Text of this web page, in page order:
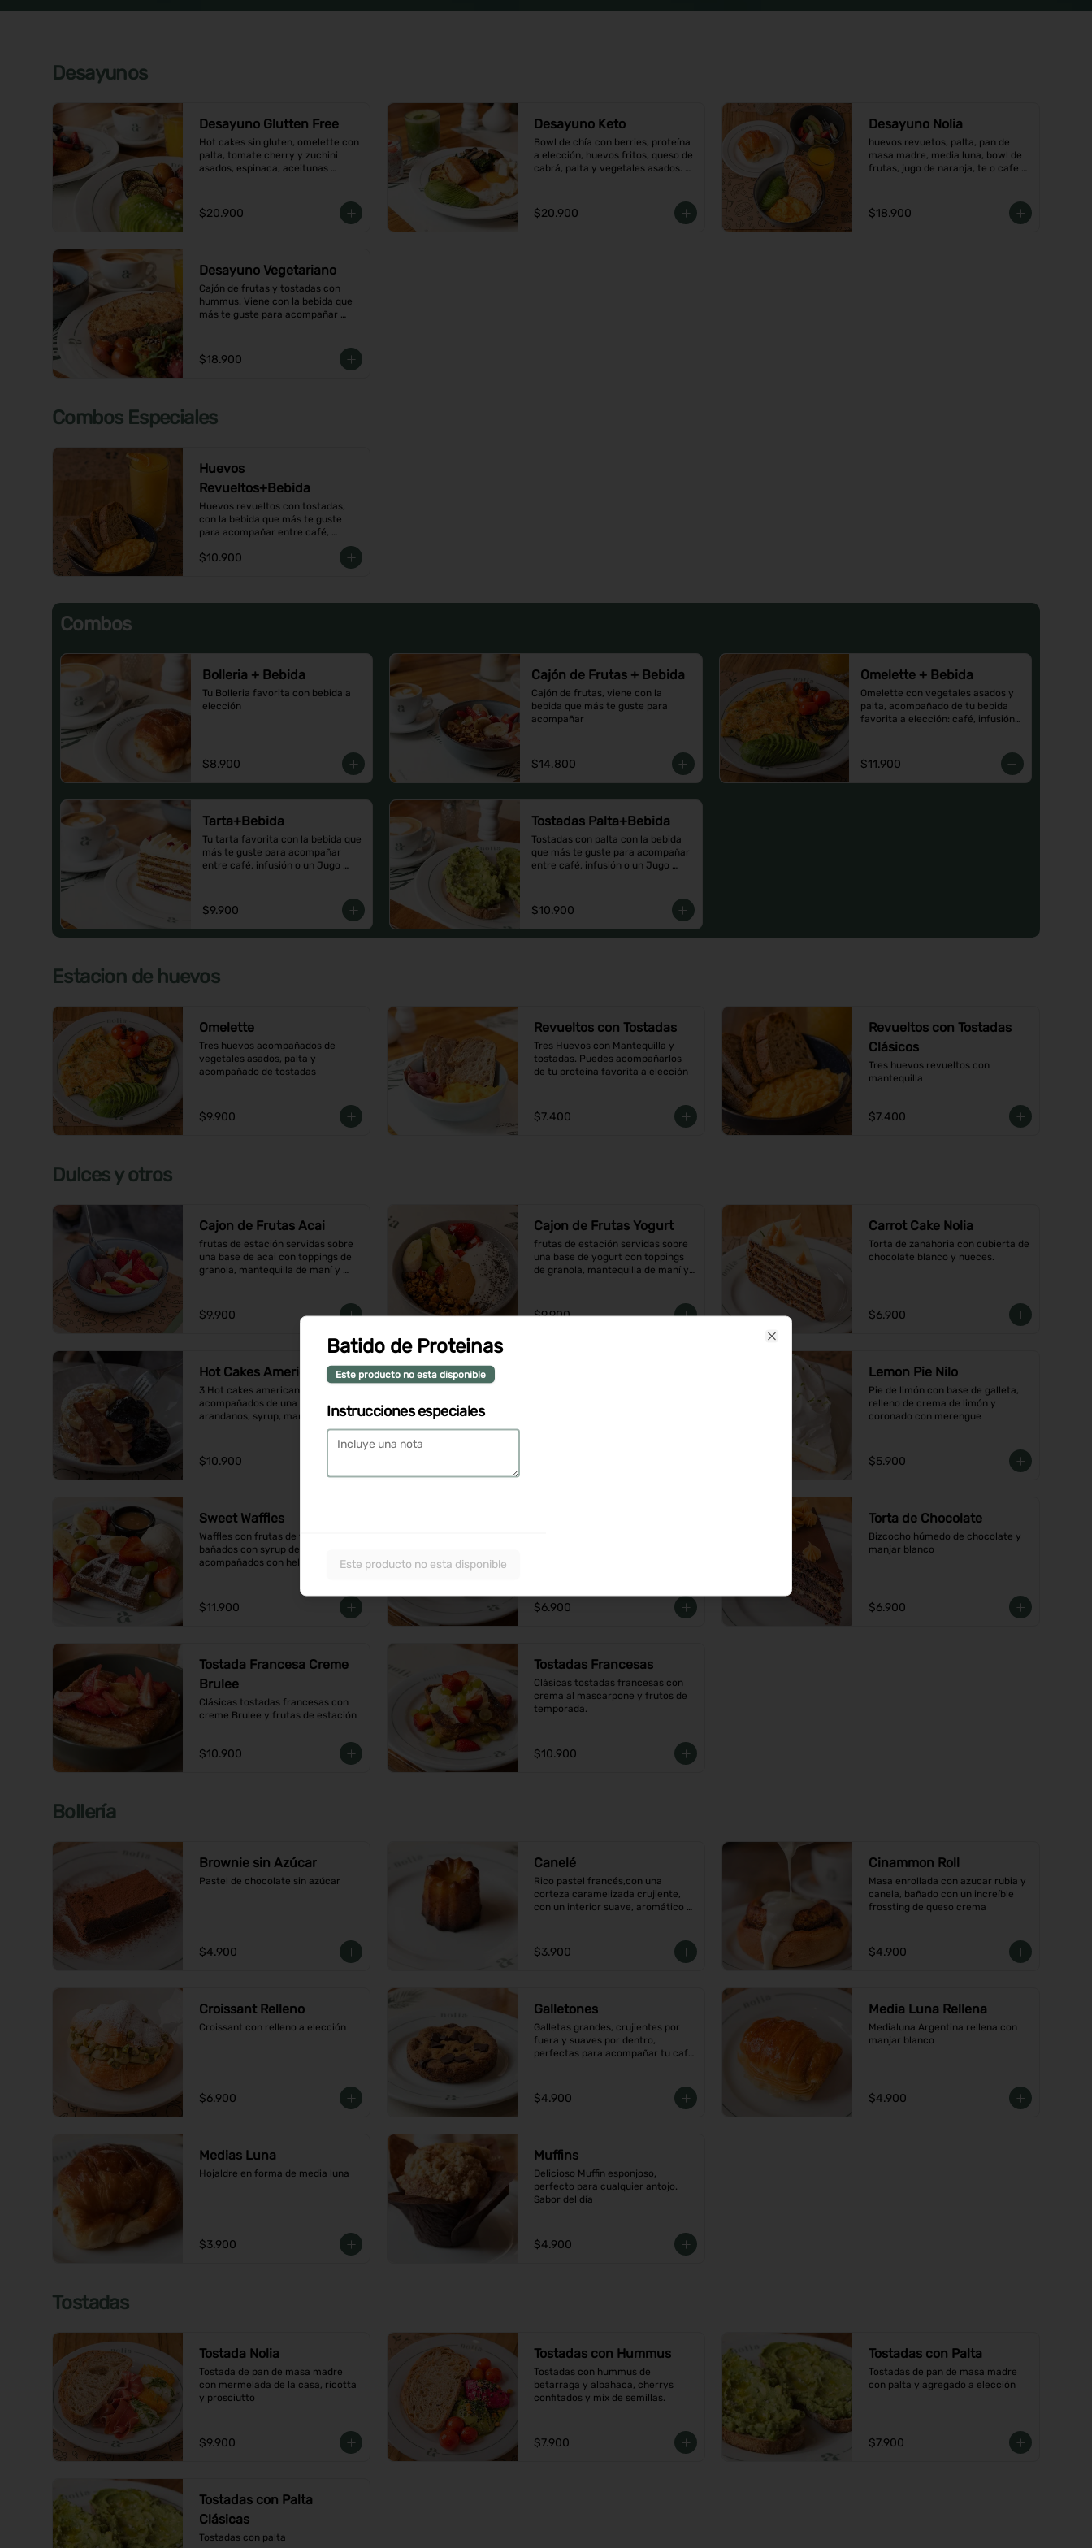
Desayunos
Desayuno Glutten Free
Hot cakes sin gluten, omelette con
palta, tomate cherry y zuchini
asados, espinaca, aceitunas
$20.900
Desayuno Keto
Bowl de chía con berries, proteína
a elección, huevos fritos, queso de
cabrá, palta y vegetales asados.
$20.900
Desayuno Nolia
huevos revuetos, palta, pan de
masa madre, media luna, bowl de
frutas, jugo de naranja, te o cafe a
$18.900
Desayuno Vegetariano
Cajón de frutas y tostadas con
hummus. Viene con la bebida que
más te guste para acompañar
$18.900
Combos Especiales
Huevos
Revueltos+Bebida
Huevos revueltos con tostadas,
con la bebida que más te guste
para acompañar entre café,
$10.900
Combos
Bolleria + Bebida
Tu Bolleria favorita con bebida a
elección
$8.900
Cajón de Frutas + Bebida
Cajón de frutas, viene con la
bebida que más te guste para
acompañar
$14.800
Omelette + Bebida
Omelette con vegetales asados y
palta, acompañado de tu bebida
favorita a elección: café, infusión
$11.900
Tarta+Bebida
Tu tarta favorita con la bebida que
más te guste para acompañar
entre café, infusión o un Jugo
$9.900
Tostadas Palta+Bebida
Tostadas con palta con la bebida
que más te guste para acompañar
entre café, infusión o un Jugo
$10.900
Estacion de huevos
Omelette
Tres huevos acompañados de
vegetales asados, palta y
acompañado de tostadas
$9.900
Revueltos con Tostadas
Tres Huevos con Mantequilla y
tostadas. Puedes acompañarlos
de tu proteína favorita a elección
$7.400
Revueltos con Tostadas
Clásicos
Tres huevos revueltos con
mantequilla
$7.400
Dulces y otros
Cajon de Frutas Acai
frutas de estación servidas sobre
una base de acai con toppings de
granola, mantequilla de maní y
$9.900
Cajon de Frutas Yogurt
frutas de estación servidas sobre
una base de yogurt con toppings
de granola, mantequilla de maní y
$9.900
Carrot Cake Nolia
Torta de zanahoria con cubierta de
chocolate blanco y nueces.
$6.900
Hot Cakes Americanos
3 Hot cakes americanos
acompañados de una compota de
arandanos, syrup, mantequilla y
$10.900
Lemon Pie Nilo
Pie de limón con base de galleta,
relleno de crema de limón y
coronado con merengue
$5.900
Sweet Waffles
Waffles con frutas de temporada,
bañados con syrup de caramelo y
acompañados con helado de
$11.900 $6.900
Torta de Chocolate
Bizcocho húmedo de chocolate y
manjar blanco
$6.900
Tostada Francesa Creme
Brulee
Clásicas tostadas francesas con
creme Brulee y frutas de estación
$10.900
Tostadas Francesas
Clásicas tostadas francesas con
crema al mascarpone y frutos de
temporada.
$10.900
Bollería
Brownie sin Azúcar
Pastel de chocolate sin azúcar
$4.900
Canelé
Rico pastel francés,con una
corteza caramelizada crujiente,
con un interior suave, aromático
$3.900
Cinammon Roll
Masa enrollada con azucar rubia y
canela, bañado con un increíble
frossting de queso crema
$4.900
Croissant Relleno
Croissant con relleno a elección
$6.900
Galletones
Galletas grandes, crujientes por
fuera y suaves por dentro,
perfectas para acompañar tu café
$4.900
Media Luna Rellena
Medialuna Argentina rellena con
manjar blanco
$4.900
Medias Luna
Hojaldre en forma de media luna
$3.900
Muffins
Delicioso Muffin esponjoso,
perfecto para cualquier antojo.
Sabor del día
$4.900
Tostadas
Tostada Nolia
Tostada de pan de masa madre
con mermelada de la casa, ricotta
y prosciutto
$9.900
Tostadas con Hummus
Tostadas con hummus de
betarraga y albahaca, cherrys
confitados y mix de semillas.
$7.900
Tostadas con Palta
Tostadas de pan de masa madre
con palta y agregado a elección
$7.900
Tostadas con Palta
Clásicas
Tostadas con palta
Batido de Proteinas
Este producto no esta disponible
Instrucciones especiales
Este producto no esta disponible
Close